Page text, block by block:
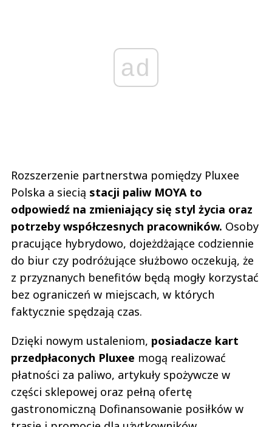
ad
Rozszerzenie partnerstwa pomiędzy Pluxee
Polska a siecią stacji paliw MOYA to
odpowiedź na zmieniający się styl życia oraz
potrzeby współczesnych pracowników. Osoby
pracujące hybrydowo, dojeżdżające codziennie
do biur czy podróżujące służbowo oczekują, że
z przyznanych benefitów będą mogły korzystać
bez ograniczeń w miejscach, w których
faktycznie spędzają czas.
Dzięki nowym ustaleniom, posiadacze kart
przedpłaconych Pluxee mogą realizować
płatności za paliwo, artykuły spożywcze w
części sklepowej oraz pełną ofertę
gastronomiczną Dofinansowanie posiłków w